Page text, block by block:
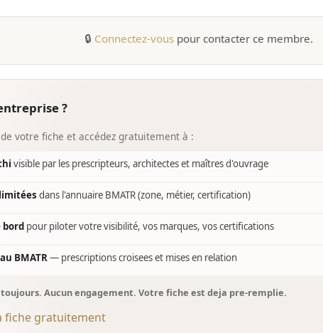
🔒 Connectez-vous pour contacter ce membre.
?
votre fiche et accédez gratuitement à :
visible par les prescripteurs, architectes et maîtres d'ouvrage
dans l'annuaire BMATR (zone, métier, certification)
bord pour piloter votre visibilité, vos marques, vos certifications
BMATR— prescriptions croisees et mises en relation
Aucun engagement. Votre fiche est deja pre-remplie.
fiche gratuitement